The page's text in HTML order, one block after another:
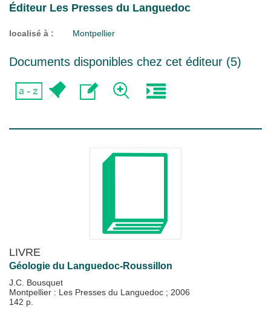
Éditeur Les Presses du Languedoc
localisé à : Montpellier
Documents disponibles chez cet éditeur (5)
LIVRE
Géologie du Languedoc-Roussillon
J.C. Bousquet
Montpellier : Les Presses du Languedoc ; 2006
142 p.